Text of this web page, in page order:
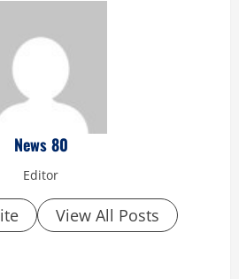
News 80
Editor
View All Posts